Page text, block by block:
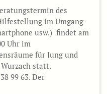
des
im Umgang
usw.) findet am
Uhr im
für Jung und
statt.
99 63. Der